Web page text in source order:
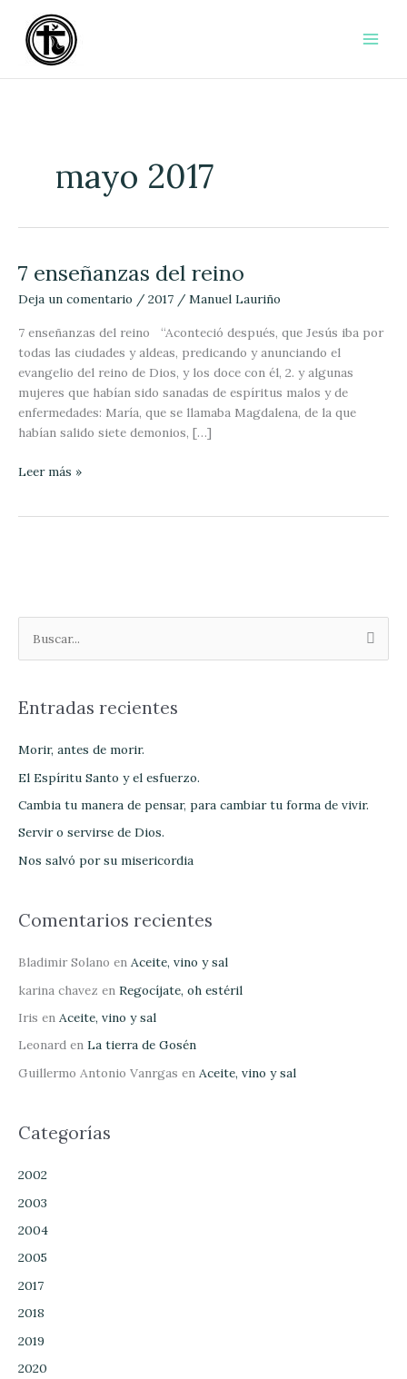
contenido
mayo 2017
7 enseñanzas del reino
Deja un comentario / 2017 / Manuel Lauriño
7 enseñanzas del reino “Aconteció después, que Jesús iba por
todas las ciudades y aldeas, predicando y anunciando el
evangelio del reino de Dios, y los doce con él, 2. y algunas
mujeres que habían sido sanadas de espíritus malos y de
enfermedades: María, que se llamaba Magdalena, de la que
habían salido siete demonios, […]
7
del
reino
Leer más »
u
c
o
r
:
Entradas recientes
Morir, antes de morir.
El Espíritu Santo y el esfuerzo.
Cambia tu manera de pensar, para cambiar tu forma de vivir.
Servir o servirse de Dios.
Nos salvó por su misericordia
Comentarios recientes
Bladimir Solano en Aceite, vino y sal
karina chavez en Regocíjate, oh estéril
Iris en Aceite, vino y sal
Leonard en La tierra de Gosén
Guillermo Antonio Vanrgas en Aceite, vino y sal
Categorías
2002
2003
2004
2005
2017
2018
2019
2020